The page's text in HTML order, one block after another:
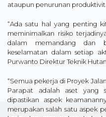
ataupun penurunan
“Ada satu hal yang penting
meminimalkan risiko
dalam memandang dan
keselamatan dalam setiap
Purwanto Direktur Teknik
“Semua pekerja di Proyek
Parapat adalah aset yang
dipastikan aspek
merupakan salah satu aspek